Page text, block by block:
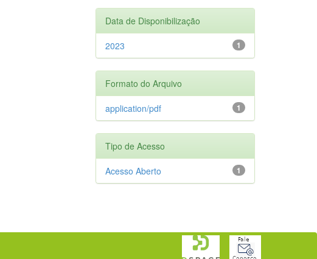
Data de Disponibilização
1
2023
Formato do Arquivo
1
application/pdf
Tipo de Acesso
1
Acesso Aberto